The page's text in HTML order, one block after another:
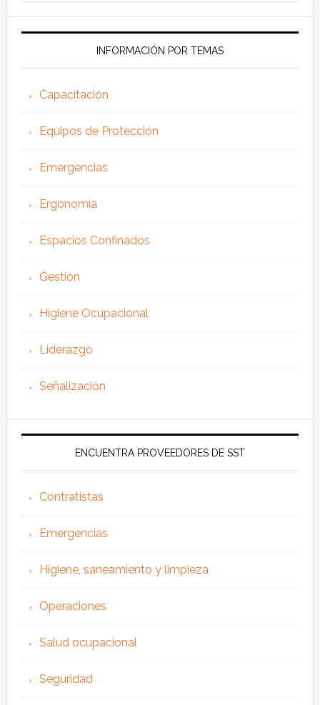
web
INFORMACIÓN POR TEMAS
Capacitación
Equipos de Protección
Emergencias
Ergonomía
Espacios Confinados
Gestión
Higiene Ocupacional
Liderazgo
Señalización
ENCUENTRA PROVEEDORES DE SST
Contratistas
Emergencias
Higiene, saneamiento y limpieza
Operaciones
Salud ocupacional
Seguridad